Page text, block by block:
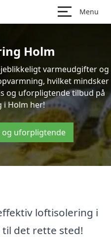
Menu
Holm
varmeudgifter og
hvilket mindsker
og uforpligtende tilbud på
Holm her!
og uforpligtende
loftisolering i
til det rette sted!